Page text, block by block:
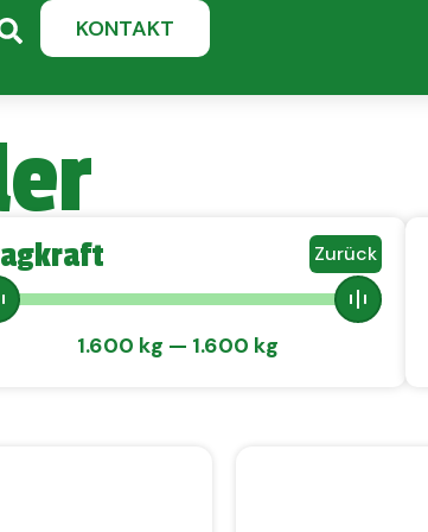
KONTAKT
1.600 kg — 1.600 kg
Zurück